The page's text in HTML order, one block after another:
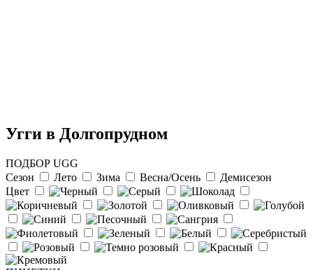
Отзыв от Натальи
г.Красноярск
Угги в Долгопрудном
ПОДБОР UGG
Сезон
Лето Зима Весна/Осень
Демисезон
Цвет